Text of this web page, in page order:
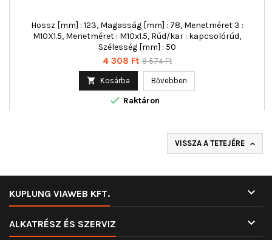
Hossz [mm] : 123, Magasság [mm] : 78, Menetméret 3 :
M10X1.5, Menetméret : M10x1.5, Rúd/kar : kapcsolórúd,
Szélesség [mm] : 50
Ár
4 308 Ft Normál
9 574 Ft
 Kosárba Bővebben
 Raktáron
VISSZA A TETEJÉRE 
KUPLUNG VIAWEB KFT. 
ALKATRÉSZ ÉS SZERVIZ 